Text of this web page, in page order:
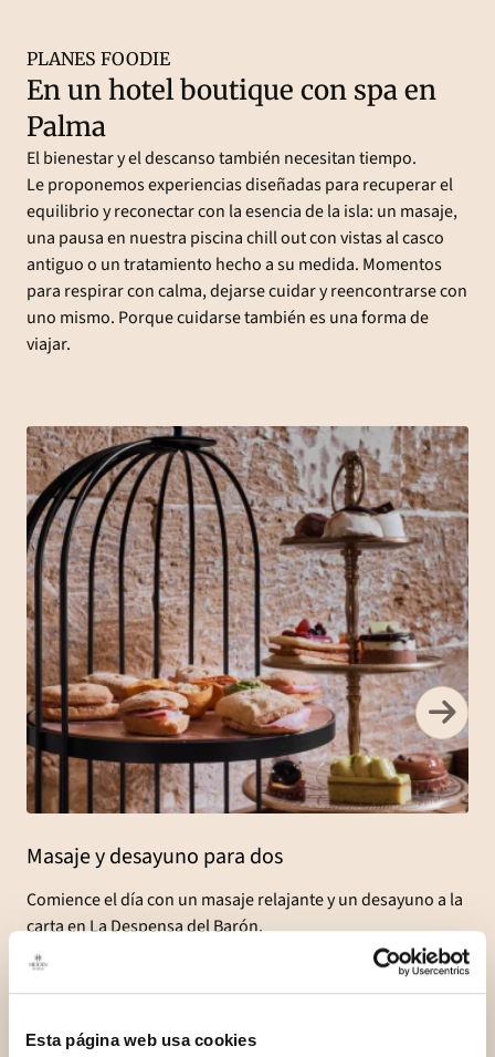
Esta página web usa cookies
PLANES FOODIE
En un hotel boutique con spa en
Palma
El bienestar y el descanso también necesitan tiempo.
Le proponemos experiencias diseñadas para recuperar el
equilibrio y reconectar con la esencia de la isla: un masaje,
una pausa en nuestra piscina chill out con vistas al casco
antiguo o un tratamiento hecho a su medida. Momentos
para respirar con calma, dejarse cuidar y reencontrarse con
uno mismo. Porque cuidarse también es una forma de
viajar.
Masaje y desayuno para dos
Comience el día con un masaje relajante y un desayuno a la
carta en La Despensa del Barón.
Reservar la experiencia